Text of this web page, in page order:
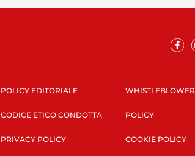
POLICY EDITORIALE
CODICE ETICO CONDOTTA
PRIVACY POLICY
WHISTLEBLOWER
POLICY
COOKIE POLICY